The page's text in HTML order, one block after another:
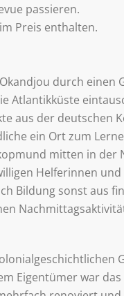
passieren.
Preis enthalten.
durch einen
Atlantikküste
aus der deutschen
ein Ort zum
mitten in der
Helferinnen
Bildung sonst aus
Eigentümer war